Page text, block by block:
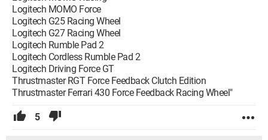
Logitech MOMO Force
Logitech G25 Racing Wheel
Logitech G27 Racing Wheel
Logitech Rumble Pad 2
Logitech Cordless Rumble Pad 2
Logitech Driving Force GT
Thrustmaster RGT Force Feedback Clutch Edition
Thrustmaster Ferrari 430 Force Feedback Racing Wheel"
5